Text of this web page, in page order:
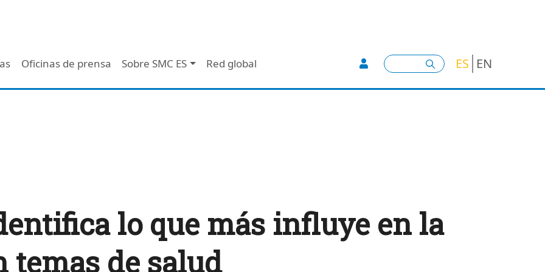
Oficinas de prensa Sobre SMC ES Red global User account menu
Buscar ES EN
lo que más influye en la
temas de salud